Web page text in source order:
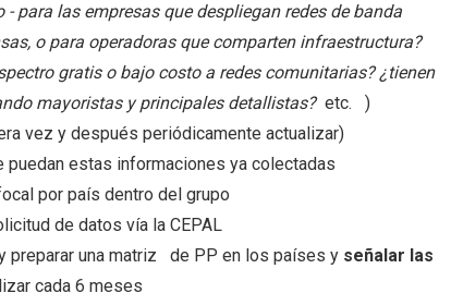
para las empresas que despliegan redes de banda
o para operadoras que comparten infraestructura?
gratis o bajo costo a redes comunitarias? ¿tienen
mayoristas y principales detallistas? etc. )
vez y después periódicamente actualizar)
puedan estas informaciones ya colectadas
por país dentro del grupo
de datos vía la CEPAL
preparar una matriz de PP en los países y señalar las
cada 6 meses